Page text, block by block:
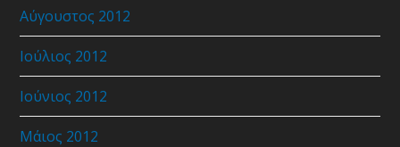
Αύγουστος 2012
Ιούλιος 2012
Ιούνιος 2012
Μάιος 2012